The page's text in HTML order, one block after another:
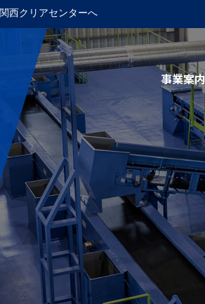
西クリアセンターへ
事業案内